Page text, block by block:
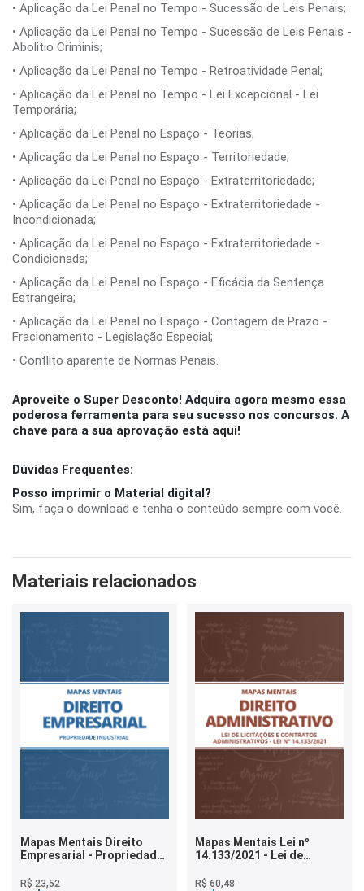
• Aplicação da Lei Penal no Tempo - Sucessão de Leis Penais;
• Aplicação da Lei Penal no Tempo - Sucessão de Leis Penais -
Abolitio Criminis;
• Aplicação da Lei Penal no Tempo - Retroatividade Penal;
• Aplicação da Lei Penal no Tempo - Lei Excepcional - Lei
Temporária;
• Aplicação da Lei Penal no Espaço - Teorias;
• Aplicação da Lei Penal no Espaço - Territoriedade;
• Aplicação da Lei Penal no Espaço - Extraterritoriedade;
• Aplicação da Lei Penal no Espaço - Extraterritoriedade -
Incondicionada;
• Aplicação da Lei Penal no Espaço - Extraterritoriedade -
Condicionada;
• Aplicação da Lei Penal no Espaço - Eficácia da Sentença
Estrangeira;
• Aplicação da Lei Penal no Espaço - Contagem de Prazo -
Fracionamento - Legislação Especial;
• Conflito aparente de Normas Penais.
Aproveite o Super Desconto! Adquira agora mesmo essa
poderosa ferramenta para seu sucesso nos concursos. A
chave para a sua aprovação está aqui!
Dúvidas Frequentes:
Posso imprimir o Material digital?
Sim, faça o download e tenha o conteúdo sempre com você.
Materiais relacionados
Mapas Mentais Direito
Empresarial - Propriedade
R$ 23,52
Mapas Mentais Lei nº
14.133/2021 - Lei de
Administrativos (PDF)
R$ 60,48